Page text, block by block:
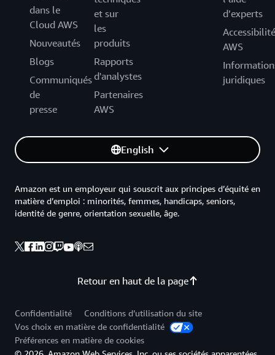
dans le
Cloud AWS
Nouveautés
Blogs
Communiqués
de
presse
et sur
les
produits
Rapports
d'analystes
Partenaires
AWS
d’experts
Accessibilité
AWS
juridiques
English
Retour en haut de la page
Amazon est un employeur qui souscrit aux principes d’équité en
matière d’emploi : minorités, femmes, handicaps, seniors,
identité de genre, orientation sexuelle, âge.
Confidentialité
Conditions d’utilisation du site
Vos choix en matière de confidentialité
Préférences en matière de cookies